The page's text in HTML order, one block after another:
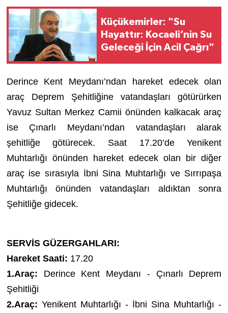
Küçükemirler: "Su
Hayattır: Kocaeli’nin Su
Geleceği İçin Acil Çağrı"
Derince Kent Meydanı’ndan hareket edecek olan
araç Deprem Şehitliğine vatandaşları götürürken
Yavuz Sultan Merkez Camii önünden kalkacak araç
ise Çınarlı Meydanı’ndan vatandaşları alarak
şehitliğe götürecek. Saat 17.20’de Yenikent
Muhtarlığı önünden hareket edecek olan bir diğer
araç ise sırasıyla İbni Sina Muhtarlığı ve Sırrıpaşa
Muhtarlığı önünden vatandaşları aldıktan sonra
Şehitliğe gidecek.
SERVİS GÜZERGAHLARI:
Hareket Saati: 17.20
1.Araç: Derince Kent Meydanı - Çınarlı Deprem
Şehitliği
2.Araç: Yenikent Muhtarlığı - İbni Sina Muhtarlığı -